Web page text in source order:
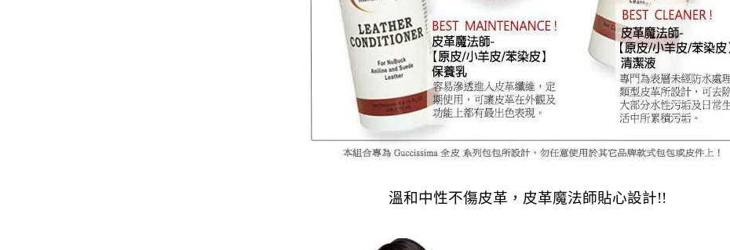
溫和中性不傷皮革，皮革魔法師貼心設計!!